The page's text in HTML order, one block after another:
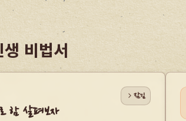
비법서
함 살펴보자
잠김